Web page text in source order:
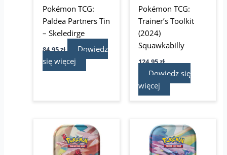
Pokémon TCG:
Paldea Partners Tin
– Skeledirge
84,95zł
Dowiedz
się więcej
Pokémon TCG:
Trainer’s Toolkit
(2024)
Squawkabilly
124,95zł
Dowiedz się
więcej